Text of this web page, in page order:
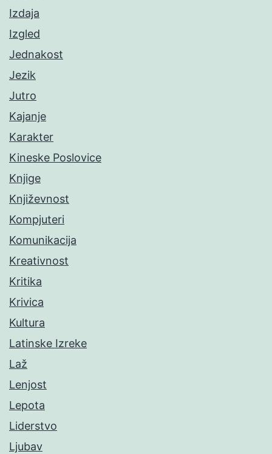
Izdaja
Izgled
Jednakost
Jezik
Jutro
Kajanje
Karakter
Kineske Poslovice
Knjige
Književnost
Kompjuteri
Komunikacija
Kreativnost
Kritika
Krivica
Kultura
Latinske Izreke
Laž
Lenjost
Lepota
Liderstvo
Ljubav